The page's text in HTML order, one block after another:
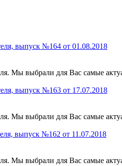
выпуск №164 от 01.08.2018
Мы выбрали для Вас самые
выпуск №163 от 17.07.2018
Мы выбрали для Вас самые
выпуск №162 от 11.07.2018
Мы выбрали для Вас самые